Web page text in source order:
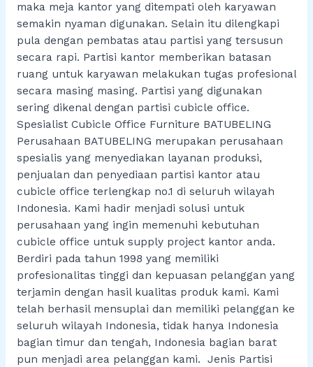
maka meja kantor yang ditempati oleh karyawan
semakin nyaman digunakan. Selain itu dilengkapi
pula dengan pembatas atau partisi yang tersusun
secara rapi. Partisi kantor memberikan batasan
ruang untuk karyawan melakukan tugas profesional
secara masing masing. Partisi yang digunakan
sering dikenal dengan partisi cubicle office.
Spesialist Cubicle Office Furniture BATUBELING
Perusahaan BATUBELING merupakan perusahaan
spesialis yang menyediakan layanan produksi,
penjualan dan penyediaan partisi kantor atau
cubicle office terlengkap no.1 di seluruh wilayah
Indonesia. Kami hadir menjadi solusi untuk
perusahaan yang ingin memenuhi kebutuhan
cubicle office untuk supply project kantor anda.
Berdiri pada tahun 1998 yang memiliki
profesionalitas tinggi dan kepuasan pelanggan yang
terjamin dengan hasil kualitas produk kami. Kami
telah berhasil mensuplai dan memiliki pelanggan ke
seluruh wilayah Indonesia, tidak hanya Indonesia
bagian timur dan tengah, Indonesia bagian barat
pun menjadi area pelanggan kami. Jenis Partisi